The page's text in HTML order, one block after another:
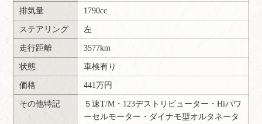
排気量 1790cc
ステアリング 左
走行距離 3577km
状態 車検有り
価格 441万円
その他特記
５速T/M・123デストリビューター・Hiパワ
ーセルモーター・ダイナモ型オルタネータ